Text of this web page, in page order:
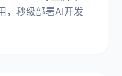
，秒级部署AI开发